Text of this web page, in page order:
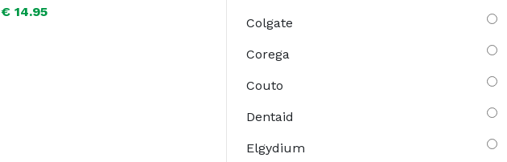
€ 14.95
Colgate
Corega
Couto
Dentaid
Elgydium